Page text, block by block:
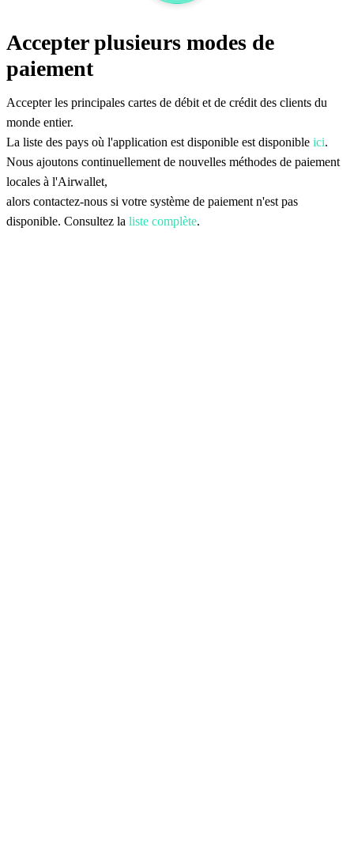
Accepter plusieurs modes de
paiement
Accepter les principales cartes de débit et de crédit des clients du
monde entier.
La liste des pays où l'application est disponible est disponible ici.
Nous ajoutons continuellement de nouvelles méthodes de paiement
locales à l'Airwallet,
alors contactez-nous si votre système de paiement n'est pas
disponible. Consultez la liste complète.